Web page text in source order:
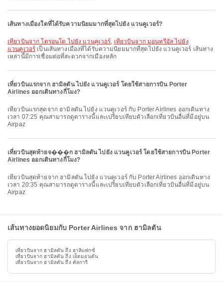
เส้นทางเมืองใดที่ได้รับความนิยมมากที่สุดไปยัง แวนคูเวอร์?
เที่ยวบินจาก โตรอนโต ไปยัง แวนคูเวอร์, เที่ยวบินจาก มอนทรีอัล ไปยัง
แวนคูเวอร์ เป็นเส้นทางเมืองที่ได้รับความนิยมมากที่สุดไปยัง แวนคูเวอร์ เส้นทาง
เหล่านี้มีการเชื่อมต่อที่สะดวกจากเมืองหลัก
เที่ยวบินแรกจาก ฮามิลตัน ไปยัง แวนคูเวอร์ โดยใช้สายการบิน Porter
Airlines ออกเดินทางกี่โมง?
เที่ยวบินแรกสุดจาก ฮามิลตัน ไปยัง แวนคูเวอร์ กับ Porter Airlines ออกเดินทาง
เวลา 07:25 คุณสามารถดูตารางนี้และเปรียบเทียบตัวเลือกเที่ยวบินอื่นที่มีอยู่บน
Airpaz
เที่ยวบินสุดท้ายจ���ก ฮามิลตัน ไปยัง แวนคูเวอร์ โดยใช้สายการบิน Porter
Airlines ออกเดินทางกี่โมง?
เที่ยวบินสุดท้ายจาก ฮามิลตัน ไปยัง แวนคูเวอร์ กับ Porter Airlines ออกเดินทาง
เวลา 20:35 คุณสามารถดูตารางนี้และเปรียบเทียบตัวเลือกเที่ยวบินอื่นที่มีอยู่บน
Airpaz
เส้นทางยอดนิยมกับ Porter Airlines จาก ฮามิลตัน
เที่ยวบินจาก ฮามิลตัน ถึง ฮาลิแฟกซ์
เที่ยวบินจาก ฮามิลตัน ถึง เอ็ดมอนตัน
เที่ยวบินจาก ฮามิลตัน ถึง คัลการี